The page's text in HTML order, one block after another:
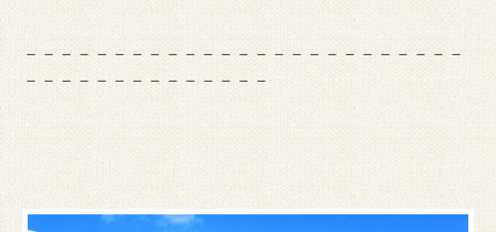
－－－－－－－－－－－－－－－－－－－－－－－－－
－－－－－－－－－－－－－－